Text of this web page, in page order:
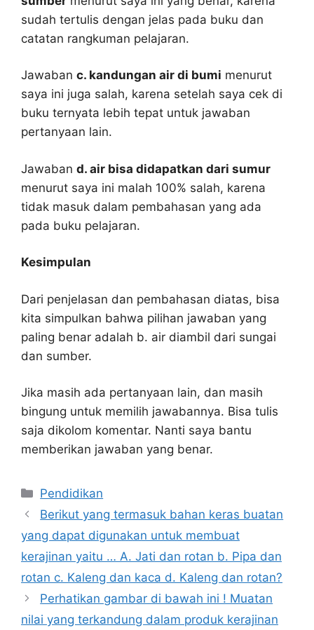
sudah tertulis dengan jelas pada buku dan
catatan rangkuman pelajaran.
Jawaban c. kandungan air di bumi menurut
saya ini juga salah, karena setelah saya cek di
buku ternyata lebih tepat untuk jawaban
pertanyaan lain.
Jawaban d. air bisa didapatkan dari sumur
menurut saya ini malah 100% salah, karena
tidak masuk dalam pembahasan yang ada
pada buku pelajaran.
Kesimpulan
Dari penjelasan dan pembahasan diatas, bisa
kita simpulkan bahwa pilihan jawaban yang
paling benar adalah b. air diambil dari sungai
dan sumber.
Jika masih ada pertanyaan lain, dan masih
bingung untuk memilih jawabannya. Bisa tulis
saja dikolom komentar. Nanti saya bantu
memberikan jawaban yang benar.
Kategori
Pendidikan
Berikut yang termasuk bahan keras buatan
yang dapat digunakan untuk membuat
kerajinan yaitu … A. Jati dan rotan b. Pipa dan
rotan c. Kaleng dan kaca d. Kaleng dan rotan?
Perhatikan gambar di bawah ini ! Muatan
nilai yang terkandung dalam produk kerajinan